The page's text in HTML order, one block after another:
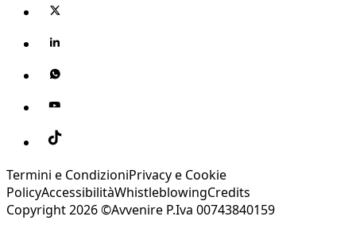
Termini e CondizioniPrivacy e Cookie
PolicyAccessibilitàWhistleblowingCredits
Copyright 2026 ©Avvenire P.Iva 00743840159